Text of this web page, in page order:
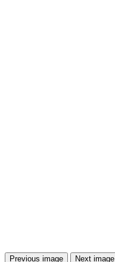
Previous image Next image